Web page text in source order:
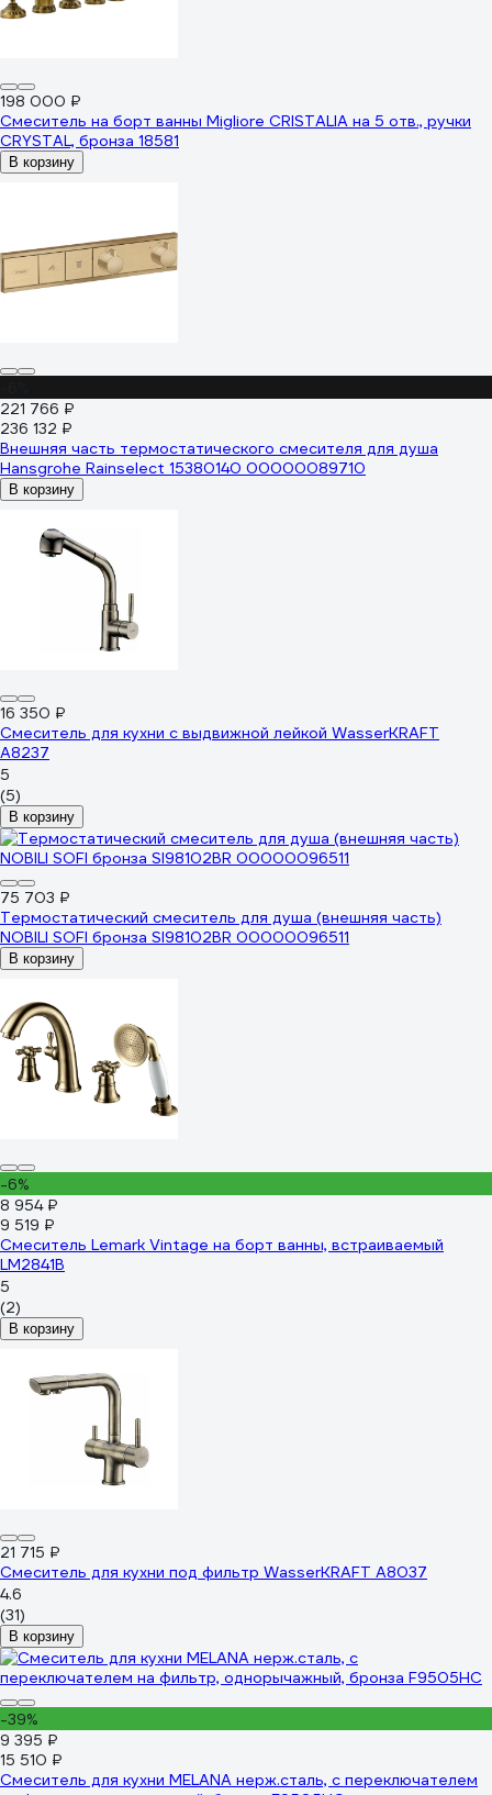
198 000 ₽
Смеситель на борт ванны Migliore CRISTALIA на 5 отв., ручки
CRYSTAL, бронза 18581
В корзину
221 766 ₽
236 132 ₽
Внешняя часть термостатического смесителя для душа
Hansgrohe Rainselect 15380140 00000089710
В корзину
16 350 ₽
Смеситель для кухни с выдвижной лейкой WasserKRAFT
A8237
5
(5)
В корзину
75 703 ₽
Термостатический смеситель для душа (внешняя часть)
NOBILI SOFI бронза SI98102BR 00000096511
В корзину
-6%
8 954 ₽
9 519 ₽
Смеситель Lemark Vintage на борт ванны, встраиваемый
LM2841B
5
(2)
В корзину
21 715 ₽
Смеситель для кухни под фильтр WasserKRAFT A8037
4.6
(31)
В корзину
-39%
9 395 ₽
15 510 ₽
Смеситель для кухни MELANA нерж.сталь, с переключателем